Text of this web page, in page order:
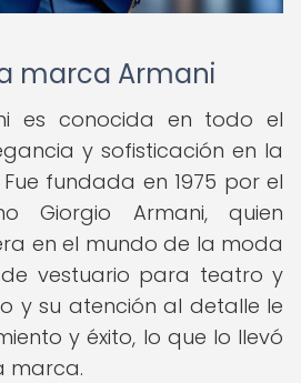
marca Armani
es conocida en todo el
y sofisticación en la
fundada en 1975 por el
Giorgio Armani, quien
en el mundo de la moda
vestuario para teatro y
y su atención al detalle le
y éxito, lo que lo llevó
marca.